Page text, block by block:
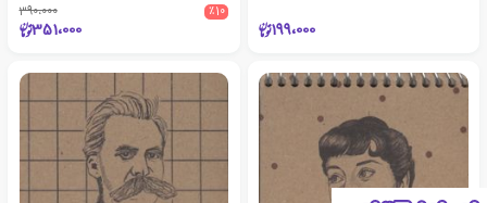
199،000
٪10 390،000
351،000